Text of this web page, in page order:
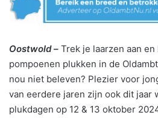
Oostwold – Trek je laarzen aan
pompoenen plukken in de
nou niet beleven? Plezier voor
van eerdere jaren zijn ook dit jaar
plukdagen op 12 & 13 oktober